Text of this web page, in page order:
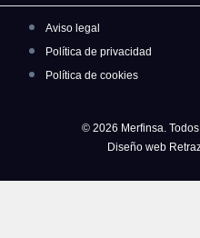
Aviso legal
Política de privacidad
Política de cookies
© 2026 Merfinsa.
Diseño web